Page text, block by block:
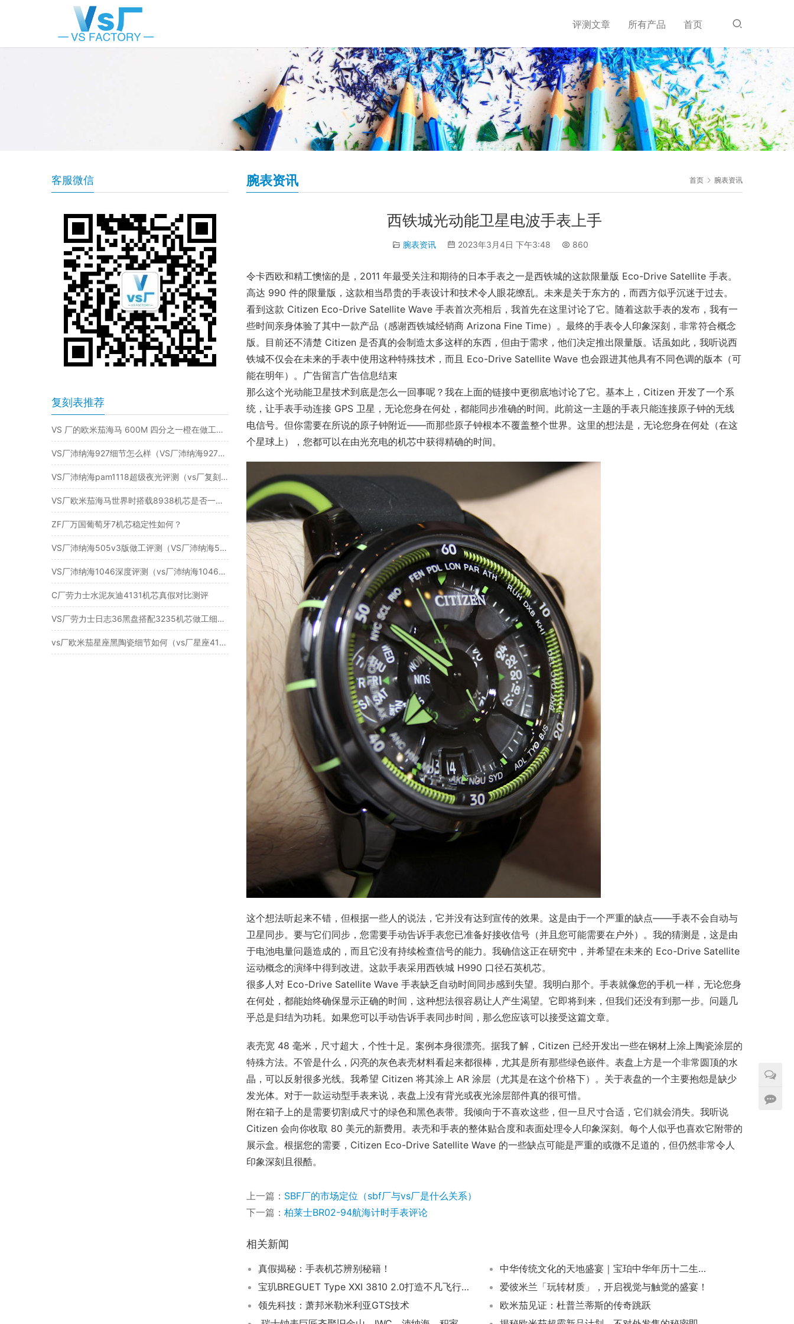
评测文章 所有产品 首页
首页 腕表资讯
腕表资讯
西铁城光动能卫星电波手表上手
腕表资讯 2023年3月4日 下午3:48 860
令卡西欧和精工懊恼的是，2011 年最受关注和期待的日本手表之一是西铁城的这款限量版 Eco-Drive Satellite 手表。
高达 990 件的限量版，这款相当昂贵的手表设计和技术令人眼花缭乱。未来是关于东方的，而西方似乎沉迷于过去。
看到这款 Citizen Eco-Drive Satellite Wave 手表首次亮相后，我首先在这里讨论了它。随着这款手表的发布，我有一
些时间亲身体验了其中一款产品（感谢西铁城经销商 Arizona Fine Time）。最终的手表令人印象深刻，非常符合概念
版。目前还不清楚 Citizen 是否真的会制造太多这样的东西，但由于需求，他们决定推出限量版。话虽如此，我听说西
铁城不仅会在未来的手表中使用这种特殊技术，而且 Eco-Drive Satellite Wave 也会跟进其他具有不同色调的版本（可
能在明年）。广告留言广告信息结束
那么这个光动能卫星技术到底是怎么一回事呢？我在上面的链接中更彻底地讨论了它。基本上，Citizen 开发了一个系
统，让手表手动连接 GPS 卫星，无论您身在何处，都能同步准确的时间。此前这一主题的手表只能连接原子钟的无线
电信号。但你需要在所说的原子钟附近——而那些原子钟根本不覆盖整个世界。这里的想法是，无论您身在何处（在这
个星球上），您都可以在由光充电的机芯中获得精确的时间。
这个想法听起来不错，但根据一些人的说法，它并没有达到宣传的效果。这是由于一个严重的缺点——手表不会自动与
卫星同步。要与它们同步，您需要手动告诉手表您已准备好接收信号（并且您可能需要在户外）。我的猜测是，这是由
于电池电量问题造成的，而且它没有持续检查信号的能力。我确信这正在研究中，并希望在未来的 Eco-Drive Satellite
运动概念的演绎中得到改进。这款手表采用西铁城 H990 口径石英机芯。
很多人对 Eco-Drive Satellite Wave 手表缺乏自动时间同步感到失望。我明白那个。手表就像您的手机一样，无论您身
在何处，都能始终确保显示正确的时间，这种想法很容易让人产生渴望。它即将到来，但我们还没有到那一步。问题几
乎总是归结为功耗。如果您可以手动告诉手表同步时间，那么您应该可以接受这篇文章。
表壳宽 48 毫米，尺寸超大，个性十足。案例本身很漂亮。据我了解，Citizen 已经开发出一些在钢材上涂上陶瓷涂层的
特殊方法。不管是什么，闪亮的灰色表壳材料看起来都很棒，尤其是所有那些绿色嵌件。表盘上方是一个非常圆顶的水
晶，可以反射很多光线。我希望 Citizen 将其涂上 AR 涂层（尤其是在这个价格下）。关于表盘的一个主要抱怨是缺少
发光体。对于一款运动型手表来说，表盘上没有背光或夜光涂层部件真的很可惜。
附在箱子上的是需要切割成尺寸的绿色和黑色表带。我倾向于不喜欢这些，但一旦尺寸合适，它们就会消失。我听说
Citizen 会向你收取 80 美元的新费用。表壳和手表的整体贴合度和表面处理令人印象深刻。每个人似乎也喜欢它附带的
展示盒。根据您的需要，Citizen Eco-Drive Satellite Wave 的一些缺点可能是严重的或微不足道的，但仍然非常令人
印象深刻且很酷。
上一篇： SBF厂的市场定位（sbf厂与vs厂是什么关系）
下一篇： 柏莱士BR02-94航海计时手表评论
相关新闻
真假揭秘：手表机芯辨别秘籍！
中华传统文化的天地盛宴｜宝珀中华年历十二生肖晚宴
宝玑BREGUET Type XXI 3810 2.0打造不凡飞行之旅！
爱彼米兰「玩转材质」，开启视觉与触觉的盛宴！
领先科技：萧邦米勒米利亚GTS技术
欧米茄见证：杜普兰蒂斯的传奇跳跃
客服微信
复刻表推荐
VS 厂的欧米茄海马 600M 四分之一橙在做工质量方面表现怎样呢？
VS厂沛纳海927细节怎么样（VS厂沛纳海927值得入手吗）
VS厂沛纳海pam1118超级夜光评测（vs厂复刻沛纳海1118细节如何）
VS厂欧米茄海马世界时搭载8938机芯是否一眼假？
ZF厂万国葡萄牙7机芯稳定性如何？
VS厂沛纳海505v3版做工评测（VS厂沛纳海505v3版还有破绽吗）
VS厂沛纳海1046深度评测（vs厂沛纳海1046质量怎么样）
C厂劳力士水泥灰迪4131机芯真假对比测评
VS厂劳力士日志36黑盘搭配3235机芯做工细节评测
vs厂欧米茄星座黑陶瓷细节如何（vs厂星座41黑陶瓷机芯稳定吗）